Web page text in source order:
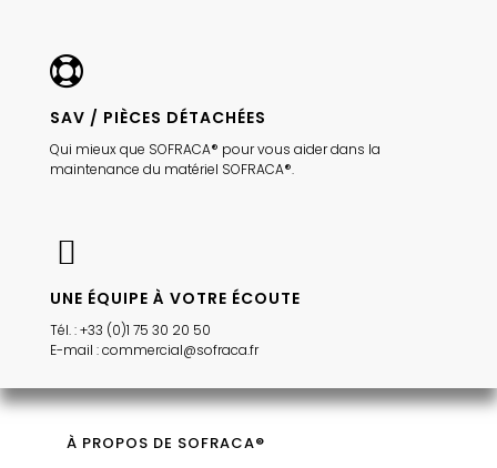
SAV / PIÈCES DÉTACHÉES
Qui mieux que SOFRACA® pour vous aider dans la
maintenance du matériel SOFRACA®.
UNE ÉQUIPE À VOTRE ÉCOUTE
Tél. : +33 (0)1 75 30 20 50
E-mail : commercial@sofraca.fr
À PROPOS DE SOFRACA®